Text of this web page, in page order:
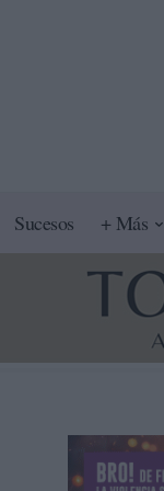
Sucesos + Más